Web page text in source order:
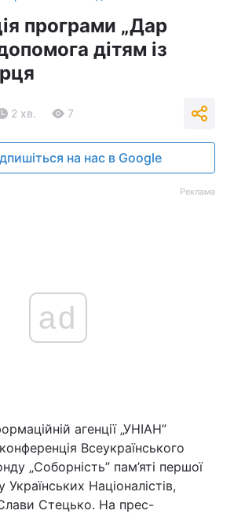
програми „Дар
дітям із
2 хв. 7
на нас в Google
Реклама
ad
агенції „УНІАН”
Всеукраїнського
„Соборність” пам’яті першої
Націоналістів,
Стецько. На прес-